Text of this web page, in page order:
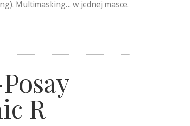
Multimasking… w jednej masce.
R